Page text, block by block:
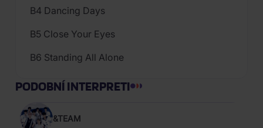
B4 Dancing Days
B5 Close Your Eyes
B6 Standing All Alone
PODOBNÍ INTERPRETI
&TEAM